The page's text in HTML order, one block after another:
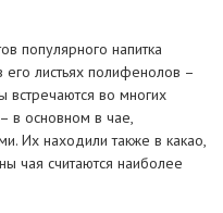
популярного напитка
листьях полифенолов –
встречаются во многих
в основном в чае,
Их находили также в какао,
чая считаются наиболее